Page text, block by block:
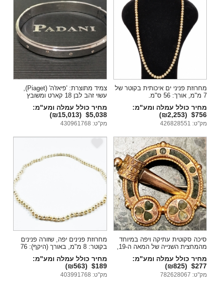
מחרוזת פניני ים איכותית בקוטר של
7 מ"מ, אורך: 56 ס"מ.
מחיר כולל עמלה ומע"מ:
$756
(₪2,253)
מק"ט: 426828551
צמיד מתוצרת: 'פיאז'ה' (Piaget),
עשוי זהב לבן 18 קארט ומשובץ
מחיר כולל עמלה ומע"מ:
$5,038
(₪15,013)
מק"ט: 430961768
e
סיכה סקוטית עתיקה ויפה במיוחד
מחיר כולל עמלה ומע"מ:
$277
(₪825)
מק"ט: 782628067
מחרוזת פנינים יפה, שזורה פנינים
בקוטר: 8 מ"מ, באורך (היקף): 76
מחיר כולל עמלה ומע"מ:
$189
(₪563)
מק"ט: 403991768